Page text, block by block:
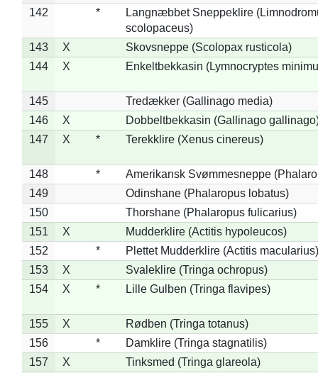
142
*
Langnæbbet Sneppeklire
scolopaceus)
143
X
Skovsneppe (Scolopax rusticola)
144
X Enkeltbekkasin (Lymnocryptes
145
Tredækker (Gallinago media)
146
X
Dobbeltbekkasin (Gallinago
147
X * Terekklire (Xenus cinereus)
148 *
Amerikansk Svømmesneppe
149
Odinshane (Phalaropus lobatus)
150
Thorshane (Phalaropus fulicarius)
151
X
Mudderklire (Actitis hypoleucos)
152
*
Plettet Mudderklire (Actitis macularius)
153
X
Svaleklire (Tringa ochropus)
154
X * Lille Gulben (Tringa flavipes)
155 X
Rødben (Tringa totanus)
156
*
Damklire (Tringa stagnatilis)
157
X
Tinksmed (Tringa glareola)